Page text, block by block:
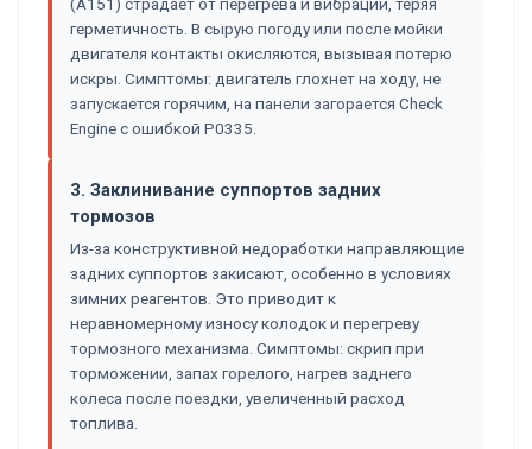
герметичность. В сырую погоду или после мойки
двигателя контакты окисляются, вызывая потерю
искры. Симптомы: двигатель глохнет на ходу, не
запускается горячим, на панели загорается Check
Engine с ошибкой P0335.
3. Заклинивание суппортов задних
тормозов
Из-за конструктивной недоработки направляющие
задних суппортов закисают, особенно в условиях
зимних реагентов. Это приводит к
неравномерному износу колодок и перегреву
тормозного механизма. Симптомы: скрип при
торможении, запах горелого, нагрев заднего
колеса после поездки, увеличенный расход
топлива.